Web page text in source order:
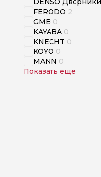
DENSO Дворники
FERODO 2
GMB 0
KAYABA 0
KNECHT 0
KOYO 0
MANN 0
Показать еще